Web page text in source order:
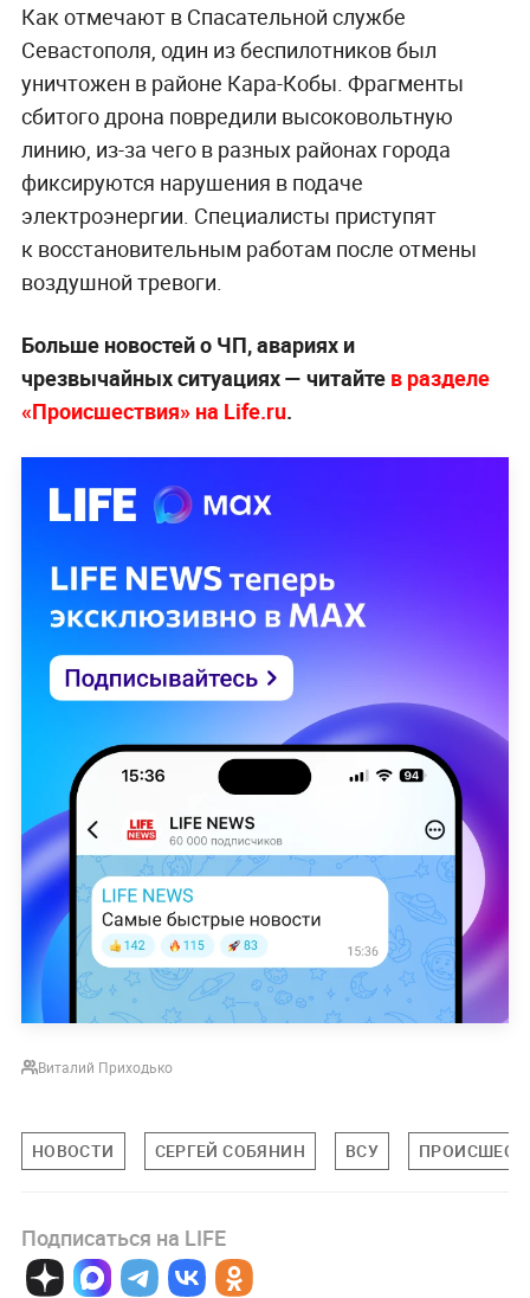
Как отмечают в Спасательной службе
Севастополя, один из беспилотников был
уничтожен в районе Кара-Кобы. Фрагменты
сбитого дрона повредили высоковольтную
линию, из-за чего в разных районах города
фиксируются нарушения в подаче
электроэнергии. Специалисты приступят
к восстановительным работам после отмены
воздушной тревоги.
Больше новостей о ЧП, авариях и
чрезвычайных ситуациях — читайте в разделе
«Происшествия» на Life.ru.
Виталий Приходько
НОВОСТИ СЕРГЕЙ СОБЯНИН ВСУ
Подписаться на LIFE